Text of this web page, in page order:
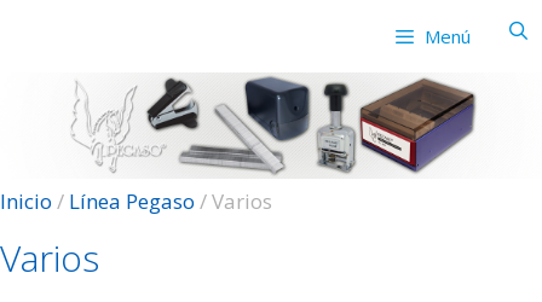
contenido
Menú
Inicio / Línea Pegaso / Varios
Varios